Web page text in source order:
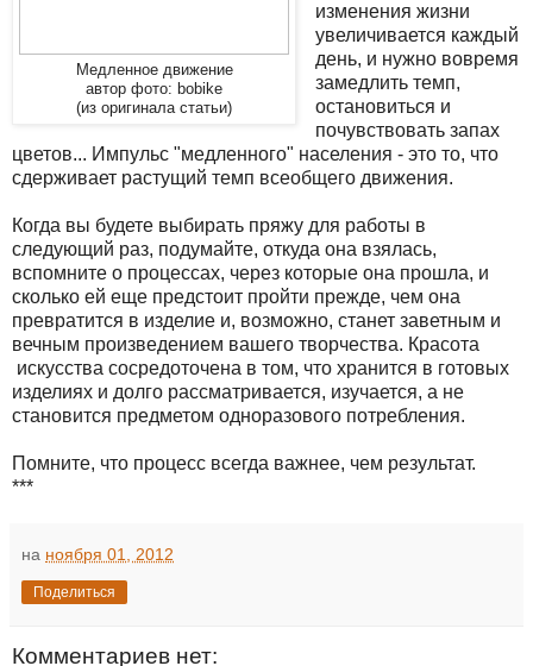
Медленное движение
автор фото: bobike
(из оригинала статьи)
изменения жизни
увеличивается каждый
день, и нужно вовремя
замедлить темп,
остановиться и
почувствовать запах
цветов... Импульс "медленного" населения - это то, что
сдерживает растущий темп всеобщего движения.
Когда вы будете выбирать пряжу для работы в
следующий раз, подумайте, откуда она взялась,
вспомните о процессах, через которые она прошла, и
сколько ей еще предстоит пройти прежде, чем она
превратится в изделие и, возможно, станет заветным и
вечным произведением вашего творчества. Красота
искусства сосредоточена в том, что хранится в готовых
изделиях и долго рассматривается, изучается, а не
становится предметом одноразового потребления.
Помните, что процесс всегда важнее, чем результат.
***
на ноября 01, 2012
Поделиться
Комментариев нет: